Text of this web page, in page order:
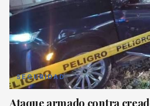
SEGURIDAD
Ataque armado contra